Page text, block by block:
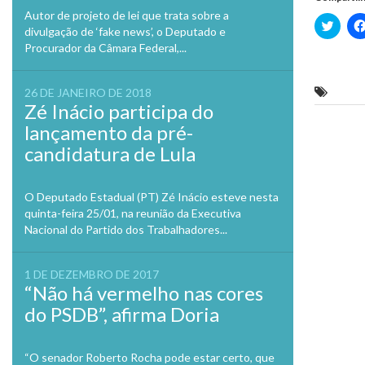
Autor de projeto de lei que trata sobre a
divulgação de ‘fake news’, o Deputado e
Procurador da Câmara Federal,...
26 DE JANEIRO DE 2018
Zé Inácio participa do
lançamento da pré-
candidatura de Lula
O Deputado Estadual (PT) Zé Inácio esteve nesta
quinta-feira 25/01, na reunião da Executiva
Nacional do Partido dos Trabalhadores...
1 DE DEZEMBRO DE 2017
“Não há vermelho nas cores
do PSDB”, afirma Doria
“O senador Roberto Rocha pode estar certo, que
Clique
para